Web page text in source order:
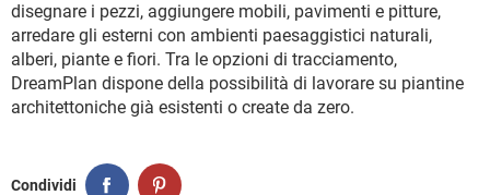
disegnare i pezzi, aggiungere mobili, pavimenti e pitture,
arredare gli esterni con ambienti paesaggistici naturali,
alberi, piante e fiori. Tra le opzioni di tracciamento,
DreamPlan dispone della possibilità di lavorare su piantine
architettoniche già esistenti o create da zero.
Condividi